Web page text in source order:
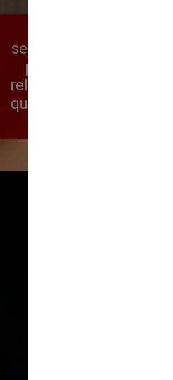
semana em Los
passeava no
relata que, durante os
que homens mais